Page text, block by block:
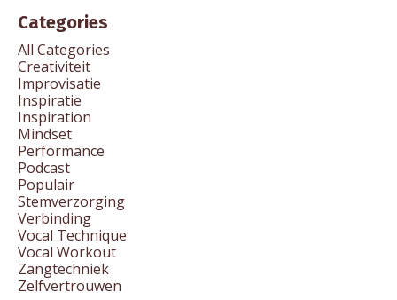
Categories
All Categories
Creativiteit
Improvisatie
Inspiratie
Inspiration
Mindset
Performance
Podcast
Populair
Stemverzorging
Verbinding
Vocal Technique
Vocal Workout
Zangtechniek
Zelfvertrouwen